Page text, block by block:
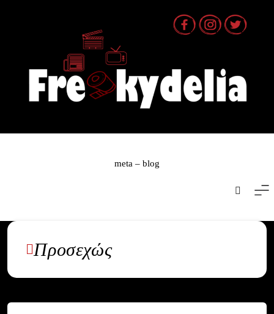
meta – blog
Προσεχώς